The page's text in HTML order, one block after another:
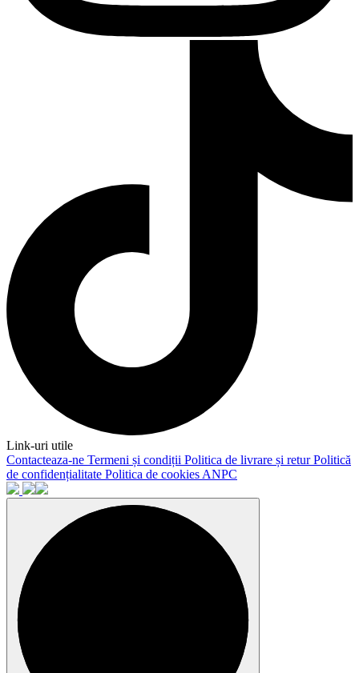
Link-uri utile
Contacteaza-ne Termeni și condiții Politica de livrare și returPolitică
de confidențialitate Politica de cookies ANPC